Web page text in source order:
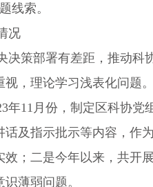
线索。
况
策部署有差距，推动科
，理论学习浅表化问题
月份，制定区科协党
及指示批示等内容，作
；二是今年以来，共开
薄弱问题。